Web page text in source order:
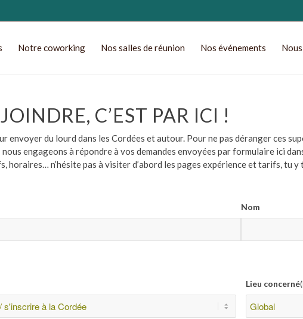
Notre coworking Nos salles de réunion Nos événements Nous
C’EST PAR ICI !
envoyer du lourd dans les Cordées et autour. Pour ne pas déranger ces
engageons à répondre à vos demandes envoyées par formulaire ici
horaires… n’hésite pas à visiter d’abord les pages expérience et tarifs, tu
Nom
Lieu concerné